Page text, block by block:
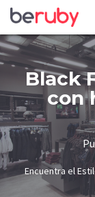
Black
con
Encuentra el